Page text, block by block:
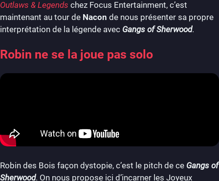
Outlaws & Legends chez Focus Entertainment, c’est
maintenant au tour de Nacon de nous présenter sa propre
interprétation de la légende avec Gangs of Sherwood.
Robin ne se la joue pas solo
Robin des Bois façon dystopie, c’est le pitch de ce Gangs of
Sherwood. On nous propose ici d’incarner les Joyeux